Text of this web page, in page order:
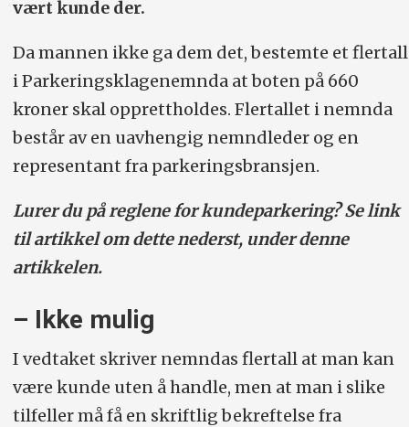
vært kunde der.
Da mannen ikke ga dem det, bestemte et flertall
i Parkeringsklagenemnda at boten på 660
kroner skal opprettholdes. Flertallet i nemnda
består av en uavhengig nemndleder og en
representant fra parkeringsbransjen.
Lurer du på reglene for kundeparkering? Se link
til artikkel om dette nederst, under denne
artikkelen.
– Ikke mulig
I vedtaket skriver nemndas flertall at man kan
være kunde uten å handle, men at man i slike
tilfeller må få en skriftlig bekreftelse fra